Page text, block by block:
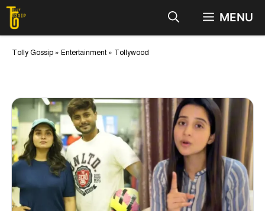
Skip
content
MENU
Tolly Gossip » Entertainment » Tollywood